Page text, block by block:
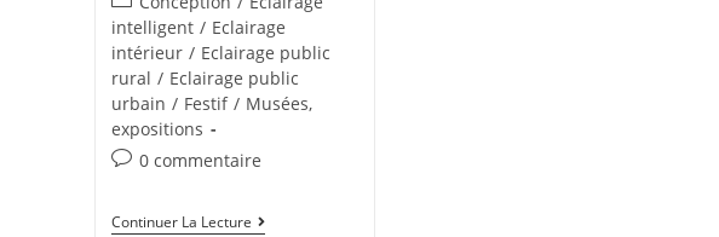
intelligent / Eclairage
intérieur / Eclairage public
rural / Eclairage public
urbain / Festif / Musées,
expositions
0 commentaire
Continuer La Lecture